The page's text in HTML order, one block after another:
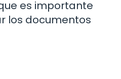
es importante
los documentos